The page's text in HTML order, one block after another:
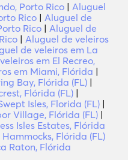
Porto Rico | Aluguel
Rico | Aluguel de
Rico | Aluguel de
| Aluguel de veleiros
de veleiros em La
em El Recreo,
em Miami, Flórida |
Bay, Flórida (FL) |
Flórida (FL) |
Isles, Florida (FL) |
Village, Flórida (FL) |
Isles Estates, Flórida
Flórida (FL)
Raton, Flórida